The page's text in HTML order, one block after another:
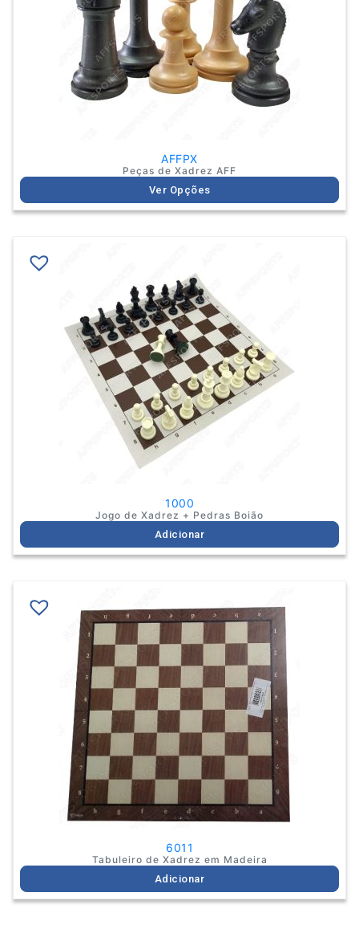
AFFPX
Peças de Xadrez AFF
Ver Opções
may
be
chosen
on
the
product
page
1000
Jogo de Xadrez + Pedras Boião
Adicionar
6011
Tabuleiro de Xadrez em Madeira
Adicionar